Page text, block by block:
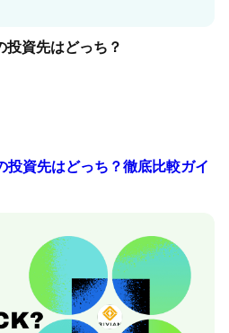
資先はどっち？
資先はどっち？徹底比較ガイ